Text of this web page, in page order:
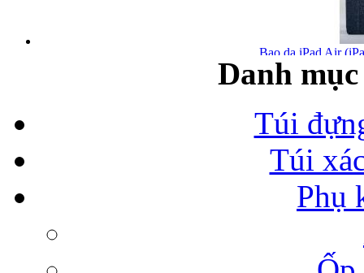
Bao da iPad Air
Bao da iPad Air
Danh
Túi
Túi
Phụ